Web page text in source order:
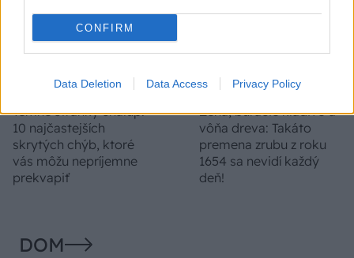
CONFIRM
Data Deletion Data Access Privacy Policy
Temné stránky chalúp:
10 najčastejších
skrytých chýb, ktoré
vás môžu nepríjemne
prekvapiť
Žena, búracie kladivo a
vôňa dreva: Takáto
premena zrubu z roku
1654 sa nevidí každý
deň!
DOM